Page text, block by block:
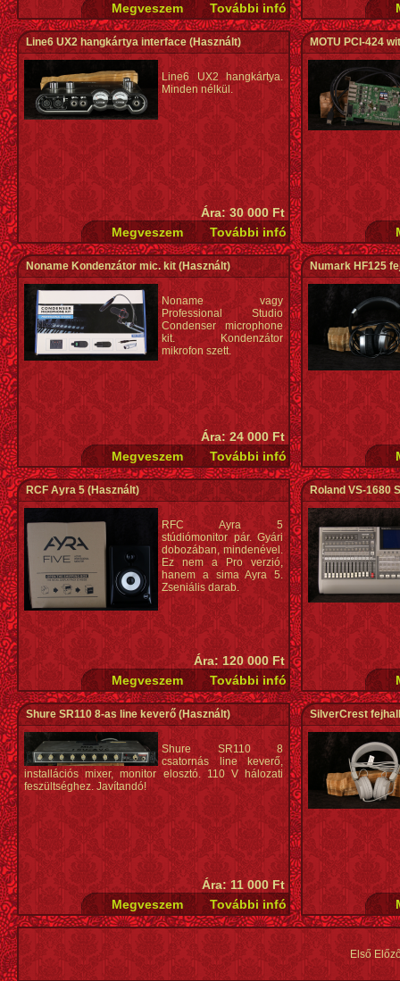
Line6 UX2 hangkártya interface (Használt)
Line6 UX2 hangkártya.
Minden nélkül.
Ára: 30 000 Ft
MOTU PCI-424
Noname Kondenzátor mic. kit(Használt)
Noname vagy
Professional Studio
Condenser microphone
kit. Kondenzátor
mikrofon szett.
Ára: 24 000 Ft
Numark HF125
RCF Ayra 5 (Használt)
RFC Ayra 5
stúdiómonitor pár. Gyári
dobozában, mindenével.
Ez nem a Pro verzió,
hanem a sima Ayra 5.
Zseniális darab.
Ára: 120 000 Ft
Roland VS-1680
Shure SR110 8-as line keverő(Használt)
Shure SR110 8
csatornás line keverő,
installációs mixer, monitor elosztó. 110 V hálozati
feszültséghez. Javítandó!
Ára: 11 000 Ft
SilverCrest
Első